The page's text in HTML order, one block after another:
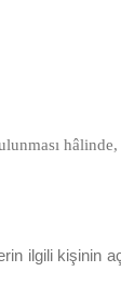
hâlinde,
ilgili kişinin